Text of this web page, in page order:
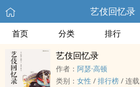
艺伎回忆录
首页 分类 排行
艺伎回忆录
作者： 阿瑟·高顿
类别： 女性 / 排行榜 / 连载